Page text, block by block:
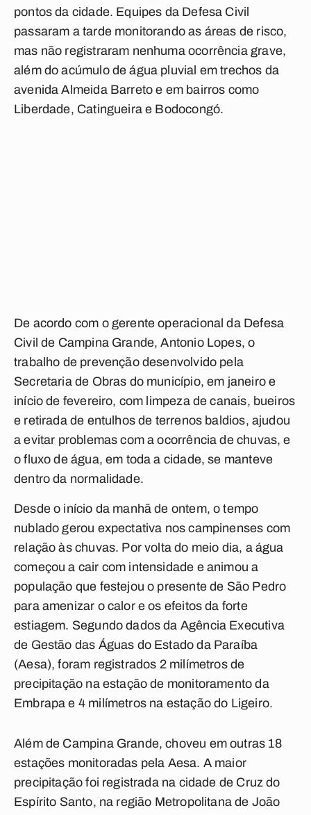
pontos da cidade. Equipes da Defesa Civil
passaram a tarde monitorando as áreas de risco,
mas não registraram nenhuma ocorrência grave,
além do acúmulo de água pluvial em trechos da
avenida Almeida Barreto e em bairros como
Liberdade, Catingueira e Bodocongó.
De acordo com o gerente operacional da Defesa
Civil de Campina Grande, Antonio Lopes, o
trabalho de prevenção desenvolvido pela
Secretaria de Obras do município, em janeiro e
início de fevereiro, com limpeza de canais, bueiros
e retirada de entulhos de terrenos baldios, ajudou
a evitar problemas com a ocorrência de chuvas, e
o fluxo de água, em toda a cidade, se manteve
dentro da normalidade.
Desde o início da manhã de ontem, o tempo
nublado gerou expectativa nos campinenses com
relação às chuvas. Por volta do meio dia, a água
começou a cair com intensidade e animou a
população que festejou o presente de São Pedro
para amenizar o calor e os efeitos da forte
estiagem. Segundo dados da Agência Executiva
de Gestão das Águas do Estado da Paraíba
(Aesa), foram registrados 2 milímetros de
precipitação na estação de monitoramento da
Embrapa e 4 milímetros na estação do Ligeiro.
Além de Campina Grande, choveu em outras 18
estações monitoradas pela Aesa. A maior
precipitação foi registrada na cidade de Cruz do
Espírito Santo, na região Metropolitana de João